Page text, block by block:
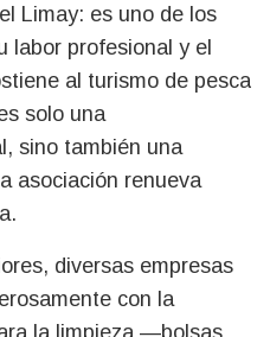
Limay: es uno de los
labor profesional y el
al turismo de pesca
solo una
sino también una
asociación renueva
diversas empresas
con la
la limpieza —bolsas